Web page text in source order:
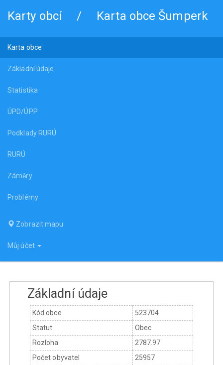
Karty obcí / Karta obce Šumperk
Karta obce
Základní údaje
Statistika
ÚPD/ÚPP
Podklady RURÚ
RURÚ
Záměry
Problémy
Zobrazit mapu
Můj účet
Základní údaje
Kód obce
523704
Statut
Obec
Rozloha
2787.97
Počet obyvatel
25957